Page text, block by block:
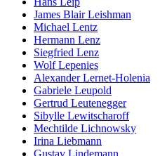
James Blair Leishman
Michael Lentz
Hermann Lenz
Siegfried Lenz
Wolf Lepenies
Alexander Lernet-Holenia
Gabriele Leupold
Gertrud Leutenegger
Sibylle Lewitscharoff
Mechtilde Lichnowsky
Irina Liebmann
Gustav Lindemann